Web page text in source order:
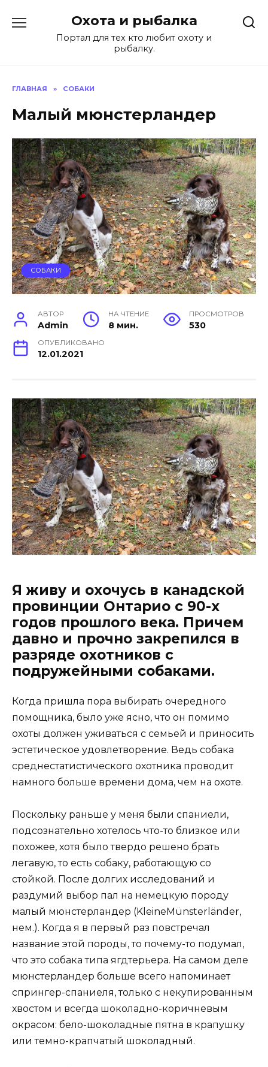
содержанию
Охота и рыбалка
Портал для тех кто любит охоту и
рыбалку.
ГЛАВНАЯ » СОБАКИ
Малый мюнстерландер
СОБАКИ
АВТОР
Admin
НА ЧТЕНИЕ
8 мин.
ПРОСМОТРОВ
530
ОПУБЛИКОВАНО
12.01.2021
Я живу и охочусь в канадской
провинции Онтарио с 90-х
годов прошлого века. Причем
давно и прочно закрепился в
разряде охотников с
подружейными собаками.
Когда пришла пора выбирать очередного
помощника, было уже ясно, что он помимо
охоты должен уживаться с семьей и приносить
эстетическое удовлетворение. Ведь собака
среднестатистического охотника проводит
намного больше времени дома, чем на охоте.
Поскольку раньше у меня были спаниели,
подсознательно хотелось что-то близкое или
похожее, хотя было твердо решено брать
легавую, то есть собаку, работающую со
стойкой. После долгих исследований и
раздумий выбор пал на немецкую породу
малый мюнстерландер (KleineMünsterländer,
нем.). Когда я в первый раз повстречал
название этой породы, то почему-то подумал,
что это собака типа ягдтерьера. На самом деле
мюнстерландер больше всего напоминает
спрингер-спаниеля, только с некупированным
хвостом и всегда шоколадно-коричневым
окрасом: бело-шоколадные пятна в крапушку
или темно-крапчатый шоколадный.